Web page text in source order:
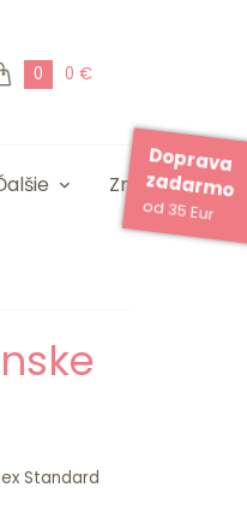
0 0 €
Doprava
zadarmo
od 35 Eur
Značky
Standard